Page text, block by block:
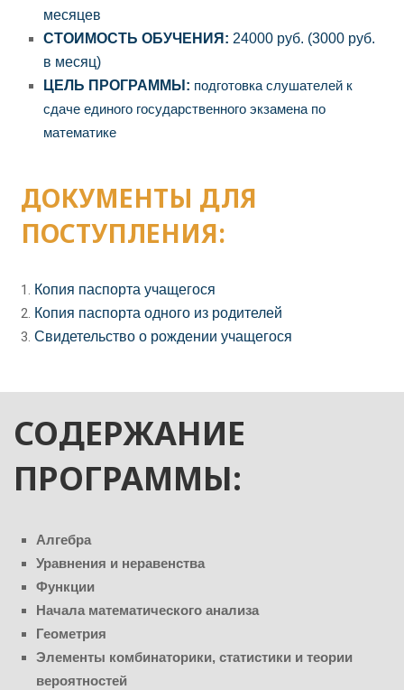
месяцев
СТОИМОСТЬ ОБУЧЕНИЯ: 24000 руб. (3000 руб.
в месяц)
ЦЕЛЬ ПРОГРАММЫ: подготовка слушателей к
сдаче единого государственного экзамена по
математике
ДОКУМЕНТЫ ДЛЯ
ПОСТУПЛЕНИЯ:
Копия паспорта учащегося
Копия паспорта одного из родителей
Свидетельство о рождении учащегося
СОДЕРЖАНИЕ
ПРОГРАММЫ:
Алгебра
Уравнения и неравенства
Функции
Начала математического анализа
Геометрия
Элементы комбинаторики, статистики и теории
вероятностей